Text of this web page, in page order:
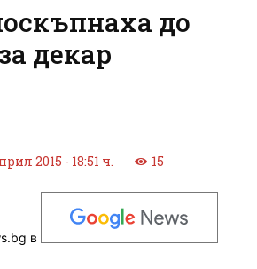
до
декар
2015 - 18:51 ч. 15
в